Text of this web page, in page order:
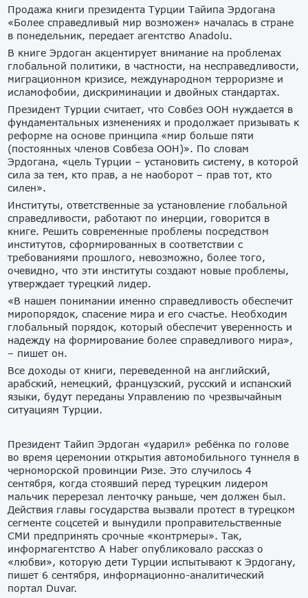
Продажа книги президента Турции Тайипа Эрдогана
«Более справедливый мир возможен» началась в стране
в понедельник, передает агентство Anadolu.
В книге Эрдоган акцентирует внимание на проблемах
глобальной политики, в частности, на несправедливости,
миграционном кризисе, международном терроризме и
исламофобии, дискриминации и двойных стандартах.
Президент Турции считает, что Совбез ООН нуждается в
фундаментальных изменениях и продолжает призывать к
реформе на основе принципа «мир больше пяти
(постоянных членов Совбеза ООН)». По словам
Эрдогана, «цель Турции – установить систему, в которой
сила за тем, кто прав, а не наоборот – прав тот, кто
силен».
Институты, ответственные за установление глобальной
справедливости, работают по инерции, говорится в
книге. Решить современные проблемы посредством
институтов, сформированных в соответствии с
требованиями прошлого, невозможно, более того,
очевидно, что эти институты создают новые проблемы,
утверждает турецкий лидер.
«В нашем понимании именно справедливость обеспечит
миропорядок, спасение мира и его счастье. Необходим
глобальный порядок, который обеспечит уверенность и
надежду на формирование более справедливого мира»,
– пишет он.
Все доходы от книги, переведенной на английский,
арабский, немецкий, французский, русский и испанский
языки, будут переданы Управлению по чрезвычайным
ситуациям Турции.
Президент Тайип Эрдоган «ударил» ребëнка по голове
во время церемонии открытия автомобильного туннеля в
черноморской провинции Ризе. Это случилось 4
сентября, когда стоявший перед турецким лидером
мальчик перерезал ленточку раньше, чем должен был.
Действия главы государства вызвали протест в турецком
сегменте соцсетей и вынудили проправительственные
СМИ предпринять срочные «контрмеры». Так,
информагентство A Haber опубликовало рассказ о
«любви», которую дети Турции испытывают к Эрдогану,
пишет 6 сентября, информационно-аналитический
портал Duvar.